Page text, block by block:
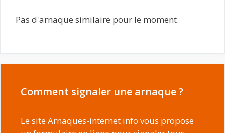
Pas d'arnaque similaire pour le moment.
Comment signaler une arnaque ?
Le site Arnaques-internet.info vous propose